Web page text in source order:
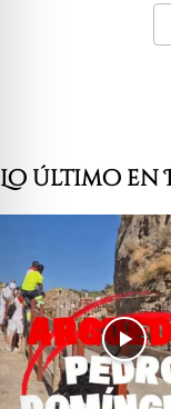
Lo último en